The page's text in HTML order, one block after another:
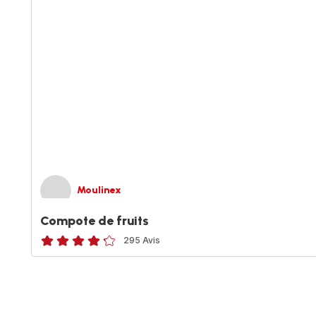
Moulinex
Compote de fruits
ratings.4.2
295 Avis